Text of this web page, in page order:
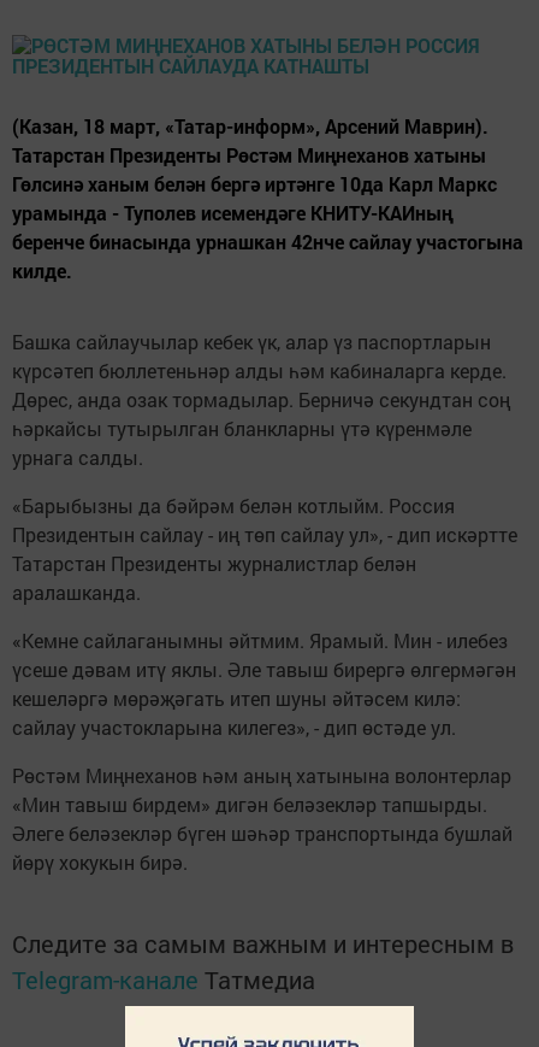
(Казан, 18 март, «Татар-информ», Арсений Маврин).
Татарстан Президенты Рөстәм Миңнеханов хатыны
Гөлсинә ханым белән бергә иртәнге 10да Карл Маркс
урамында - Туполев исемендәге КНИТУ-КАИның
беренче бинасында урнашкан 42нче сайлау участогына
килде.
Башка сайлаучылар кебек үк, алар үз паспортларын
күрсәтеп бюллетеньнәр алды һәм кабиналарга керде.
Дөрес, анда озак тормадылар. Берничә секундтан соң
һәркайсы тутырылган бланкларны үтә күренмәле
урнага салды.
«Барыбызны да бәйрәм белән котлыйм. Россия
Президентын сайлау - иң төп сайлау ул», - дип искәртте
Татарстан Президенты журналистлар белән
аралашканда.
«Кемне сайлаганымны әйтмим. Ярамый. Мин - илебез
үсеше дәвам итү яклы. Әле тавыш бирергә өлгермәгән
кешеләргә мөрәҗәгать итеп шуны әйтәсем килә:
сайлау участокларына килегез», - дип өстәде ул.
Рөстәм Миңнеханов һәм аның хатынына волонтерлар
«Мин тавыш бирдем» дигән беләзекләр тапшырды.
Әлеге беләзекләр бүген шәһәр транспортында бушлай
йөрү хокукын бирә.
Следите за самым важным и интересным в
Telegram-канале Татмедиа